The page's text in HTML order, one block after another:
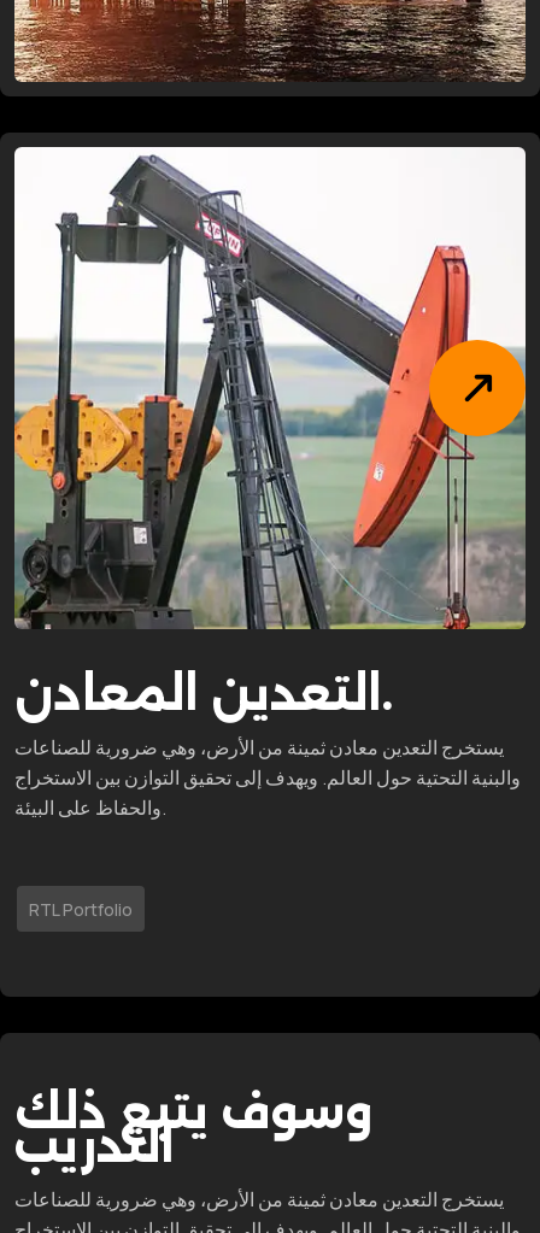
التعدين المعادن.
يستخرج التعدين معادن ثمينة من الأرض، وهي ضرورية للصناعات
والبنية التحتية حول العالم. ويهدف إلى تحقيق التوازن بين الاستخراج
والحفاظ على البيئة.
RTL Portfolio
وسوف يتبع ذلك
التدريب
يستخرج التعدين معادن ثمينة من الأرض، وهي ضرورية للصناعات